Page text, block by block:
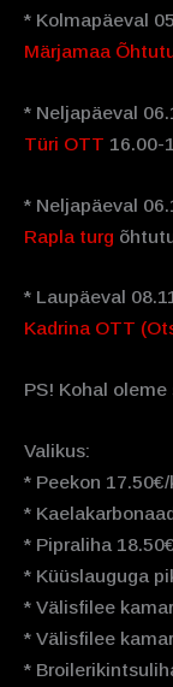
* Kolmapäeval
Märjamaa
* Neljapäeval
Türi OTT 16.00-
* Neljapäeval
Rapla turg
* Laupäeval
Kadrina OTT
PS! Kohal
Valikus:
* Peekon 17.50€/
*
* Pipraliha
* Küüslauguga
* Välisfilee
* Välisfilee
*